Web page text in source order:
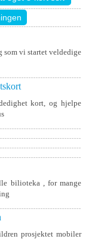
som vi startet veldedige
kort, og hjelpe
bilioteka , for mange
prosjektet mobiler